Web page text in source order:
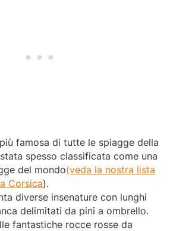
famosa di tutte le spiagge della
spesso classificata come una
del mondo(veda la nostra lista
Corsica).
diverse insenature con lunghi
delimitati da pini a ombrello.
fantastiche rocce rosse da